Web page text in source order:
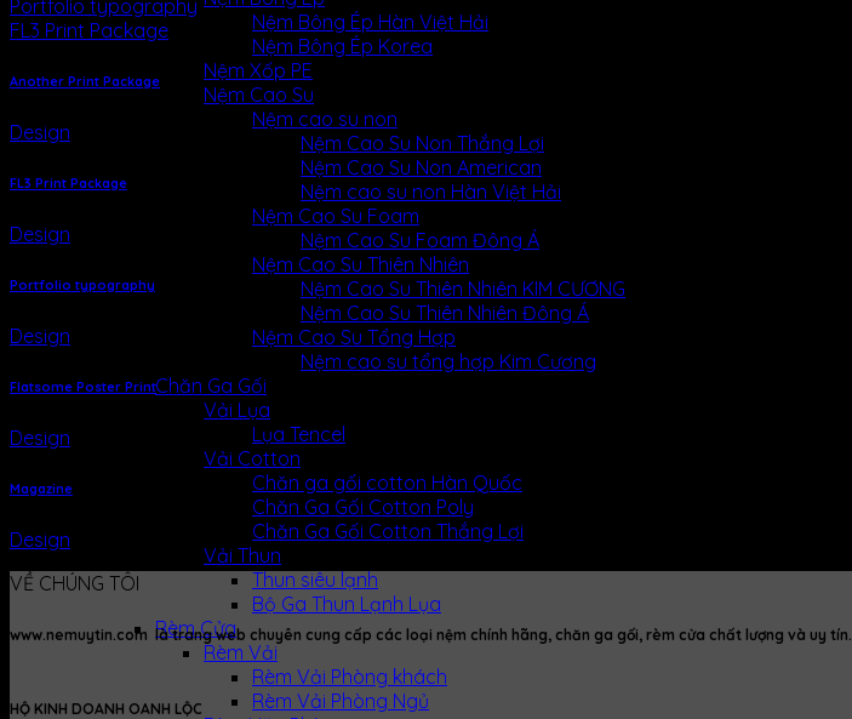
Nệm Bông Ép Hàn Việt Hải
Nệm Bông Ép Korea
Nệm Xốp PE
Nệm Cao Su
Nệm cao su non
Nệm Cao Su Non Thắng Lợi
Nệm Cao Su Non American
Nệm cao su non Hàn Việt Hải
Nệm Cao Su Foam
Nệm Cao Su Foam Đông Á
Nệm Cao Su Thiên Nhiên
Nệm Cao Su Thiên Nhiên KIM CƯƠNG
Nệm Cao Su Thiên Nhiên Đông Á
Nệm Cao Su Tổng Hợp
Nệm cao su tổng hợp Kim Cương
Chăn Ga Gối
Vải Lụa
Lụa Tencel
Vải Cotton
Chăn ga gối cotton Hàn Quốc
Chăn Ga Gối Cotton Poly
Chăn Ga Gối Cotton Thắng Lợi
Vải Thun
Thun siêu lạnh
Bộ Ga Thun Lạnh Lụa
Rèm Cửa
Rèm Vải
Rèm Vải Phòng khách
Rèm Vải Phòng Ngủ
Portfolio typography
FL3 Print Package
Another Print Package
Design
FL3 Print Package
Design
Portfolio typography
Design
Flatsome Poster Print
Design
Magazine
Design
VỀ CHÚNG TÔI
www.nemuytin.com là trang web chuyên cung cấp các loại nệm chính hãng, chăn ga gối, rèm cửa chất lượng và uy tín.
HỘ KINH DOANH OANH LỘC